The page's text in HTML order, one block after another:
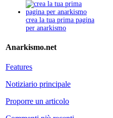
crea la tua prima pagina
per anarkismo
Anarkismo.net
Features
Notiziario principale
Proporre un articolo